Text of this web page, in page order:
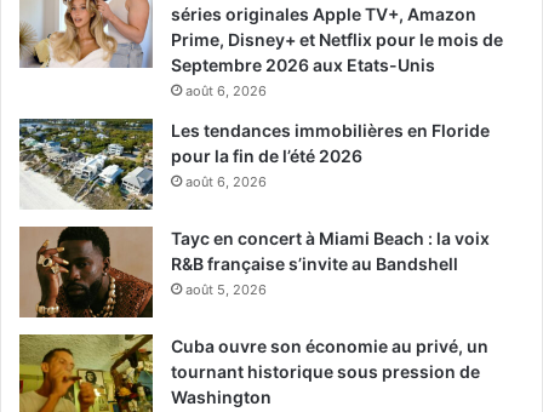
séries originales Apple TV+, Amazon
Prime, Disney+ et Netflix pour le mois de
Septembre 2026 aux Etats-Unis
août 6, 2026
Les tendances immobilières en Floride
pour la fin de l’été 2026
août 6, 2026
Tayc en concert à Miami Beach : la voix
R&B française s’invite au Bandshell
août 5, 2026
Cuba ouvre son économie au privé, un
tournant historique sous pression de
Washington